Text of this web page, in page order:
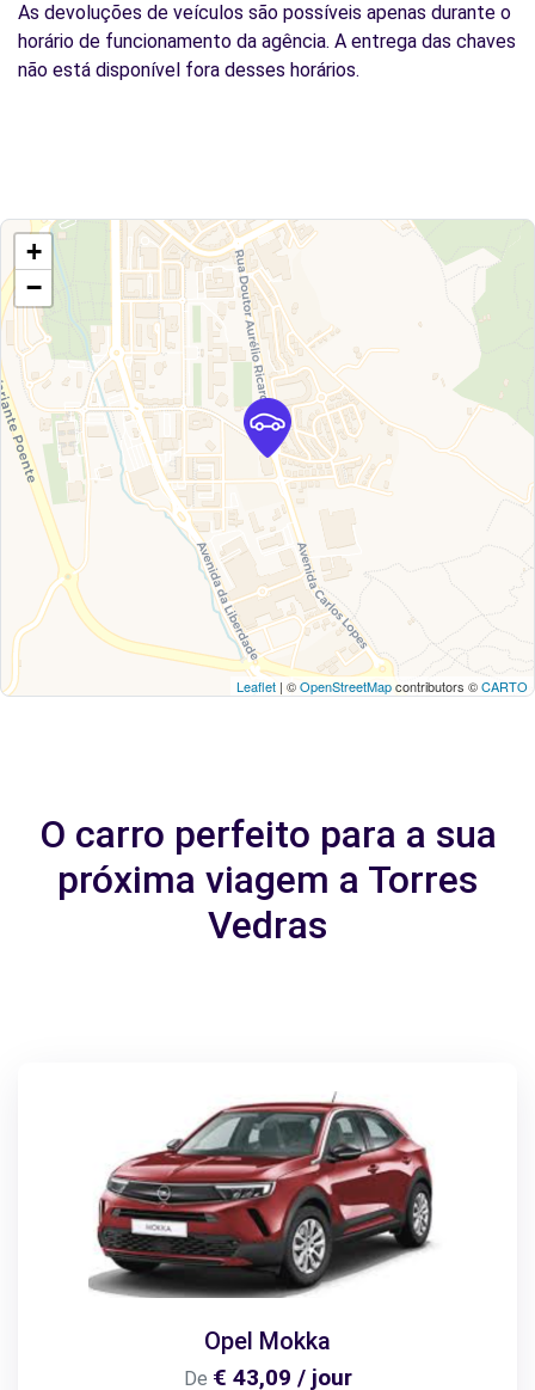
As devoluções de veículos são possíveis apenas durante o
horário de funcionamento da agência. A entrega das chaves
não está disponível fora desses horários.
+
−
Leaflet | ©OpenStreetMapcontributors ©CARTO
O carro perfeito para a sua
próxima viagem a Torres
Vedras
Opel Mokka
De € 43,09 / jour